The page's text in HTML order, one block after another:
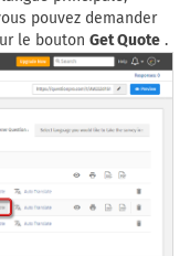
pouvez demander
le bouton Get Quote .